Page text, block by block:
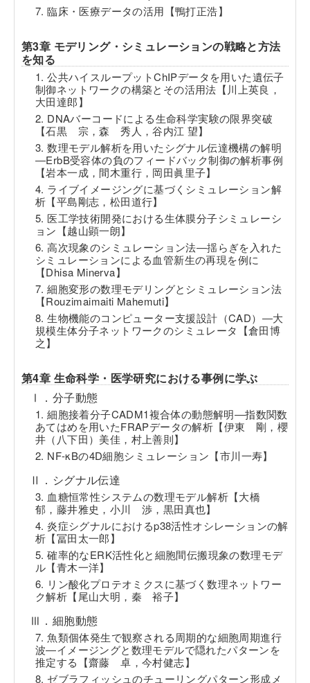
7. 臨床・医療データの活用【鴨打正浩】
第3章 モデリング・シミュレーションの戦略と方法
を知る
1. 公共ハイスループットChIPデータを用いた遺伝子
制御ネットワークの構築とその活用法【川上英良，
大田達郎】
2. DNAバーコードによる生命科学実験の限界突破
【石黒 宗，森 秀人，谷内江 望】
3. 数理モデル解析を用いたシグナル伝達機構の解明
―ErbB受容体の負のフィードバック制御の解析事例
【岩本一成，間木重行，岡田眞里子】
4. ライブイメージングに基づくシミュレーション解
析【平島剛志，松田道行】
5. 医工学技術開発における生体膜分子シミュレーシ
ョン【越山顕一朗】
6. 高次現象のシミュレーション法―揺らぎを入れた
シミュレーションによる血管新生の再現を例に
【Dhisa Minerva】
7. 細胞変形の数理モデリングとシミュレーション法
【Rouzimaimaiti Mahemuti】
8. 生物機能のコンピューター支援設計（CAD）―大
規模生体分子ネットワークのシミュレータ【倉田博
之】
第4章 生命科学・医学研究における事例に学ぶ
Ⅰ．分子動態
1. 細胞接着分子CADM1複合体の動態解明―指数関数
あてはめを用いたFRAPデータの解析【伊東 剛，櫻
井（八下田）美佳，村上善則】
2. NF-κBの4D細胞シミュレーション【市川一寿】
Ⅱ．シグナル伝達
3. 血糖恒常性システムの数理モデル解析【大橋
郁，藤井雅史，小川 渉，黒田真也】
4. 炎症シグナルにおけるp38活性オシレーションの解
析【冨田太一郎】
5. 確率的なERK活性化と細胞間伝搬現象の数理モデ
ル【青木一洋】
6. リン酸化プロテオミクスに基づく数理ネットワー
ク解析【尾山大明，秦 裕子】
Ⅲ．細胞動態
7. 魚類個体発生で観察される周期的な細胞周期進行
波―イメージングと数理モデルで隠れたパターンを
推定する【齋藤 卓，今村健志】
8. ゼブラフィッシュのチューリングパターン形成メ